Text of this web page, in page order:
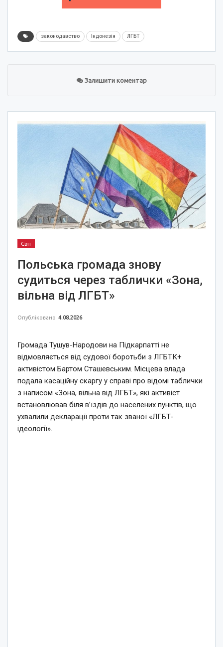
законодавство Індонезія ЛГБТ
Залишити коментар
Світ
Польська громада знову
судиться через таблички «Зона,
вільна від ЛГБТ»
Опубліковано 4.08.2026
Громада Тушув-Народови на Підкарпатті не
відмовляється від судової боротьби з ЛГБТК+
активістом Бартом Сташевським. Місцева влада
подала касаційну скаргу у справі про відомі таблички
з написом «Зона, вільна від ЛГБТ», які активіст
встановлював біля в’їздів до населених пунктів, що
ухвалили декларації проти так званої «ЛГБТ-
ідеології».